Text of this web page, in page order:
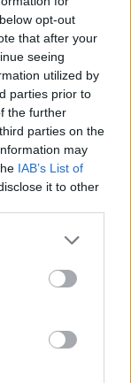
opt-out
that after your
seeing
utilized by
parties prior to
the further
parties on the
may
IAB’s List of
it to other
more Google
may click to
party tags to
below Google